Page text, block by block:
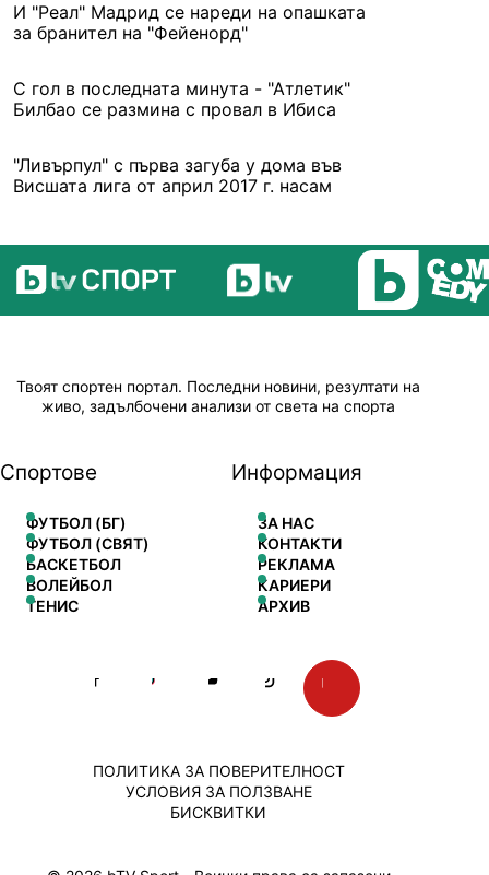
И "Реал" Мадрид се нареди на опашката
за бранител на "Фейенорд"
С гол в последната минута - "Атлетик"
Билбао се размина с провал в Ибиса
"Ливърпул" с първа загуба у дома във
Висшата лига от април 2017 г. насам
Твоят спортен портал. Последни новини, резултати на
живо, задълбочени анализи от света на спорта
Спортове
ФУТБОЛ (БГ)
ФУТБОЛ (СВЯТ)
БАСКЕТБОЛ
ВОЛЕЙБОЛ
ТЕНИС
Информация
ЗА НАС
КОНТАКТИ
РЕКЛАМА
КАРИЕРИ
АРХИВ
ПОЛИТИКА ЗА ПОВЕРИТЕЛНОСТ
УСЛОВИЯ ЗА ПОЛЗВАНЕ
БИСКВИТКИ